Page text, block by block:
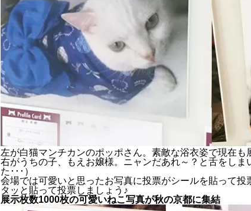
左が白猫マンチカンのポッポさん。素敵な浴衣姿で現在も
右がうちの子、もえお嬢様。ニャンだあれ～？と舌をし
た･･･）
会場では可愛いと思ったお写真に投票がシールを貼って
タッと貼って投票しましょう♪
展示枚数1000枚の可愛いねこ写真が秋の京都に集結